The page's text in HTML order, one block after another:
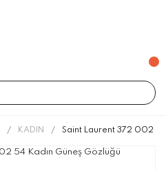
KADIN Saint Laurent 372 002